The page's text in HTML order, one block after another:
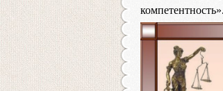
компетентность».